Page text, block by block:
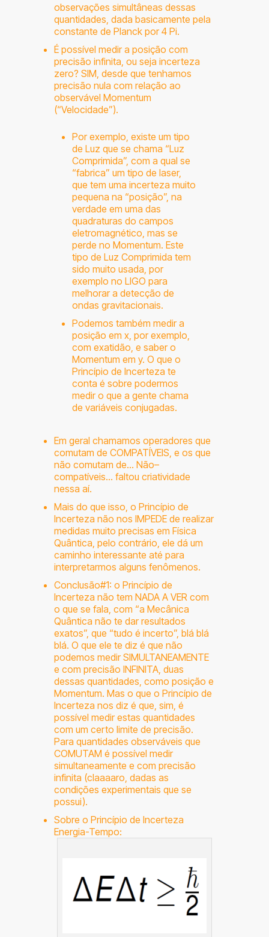
observações simultâneas dessas
quantidades, dada basicamente pela
constante de Planck por 4 Pi.
É possível medir a posição com
precisão infinita, ou seja incerteza
zero? SIM, desde que tenhamos
precisão nula com relação ao
observável Momentum
(“Velocidade”).
Por exemplo, existe um tipo
de Luz que se chama “Luz
Comprimida”, com a qual se
“fabrica” um tipo de laser,
que tem uma incerteza muito
pequena na “posição”, na
verdade em uma das
quadraturas do campos
eletromagnético, mas se
perde no Momentum. Este
tipo de Luz Comprimida tem
sido muito usada, por
exemplo no LIGO para
melhorar a detecção de
ondas gravitacionais.
Podemos também medir a
posição em x, por exemplo,
com exatidão, e saber o
Momentum em y. O que o
Princípio de Incerteza te
conta é sobre podermos
medir o que a gente chama
de variáveis conjugadas.
Em geral chamamos operadores que
comutam de COMPATÍVEIS, e os que
não comutam de… Não–
compatíveis… faltou criatividade
nessa aí.
Mais do que isso, o Princípio de
Incerteza não nos IMPEDE de realizar
medidas muito precisas em Física
Quântica, pelo contrário, ele dá um
caminho interessante até para
interpretarmos alguns fenômenos.
Conclusão#1: o Princípio de
Incerteza não tem NADA A VER com
o que se fala, com “a Mecânica
Quântica não te dar resultados
exatos”, que “tudo é incerto”, blá blá
blá. O que ele te diz é que não
podemos medir SIMULTANEAMENTE
e com precisão INFINITA, duas
dessas quantidades, como posição e
Momentum. Mas o que o Princípio de
Incerteza nos diz é que, sim, é
possível medir estas quantidades
com um certo limite de precisão.
Para quantidades observáveis que
COMUTAM é possível medir
simultaneamente e com precisão
infinita (claaaaro, dadas as
condições experimentais que se
possui).
Sobre o Princípio de Incerteza
Energia-Tempo: